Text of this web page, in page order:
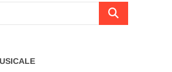
Cerca